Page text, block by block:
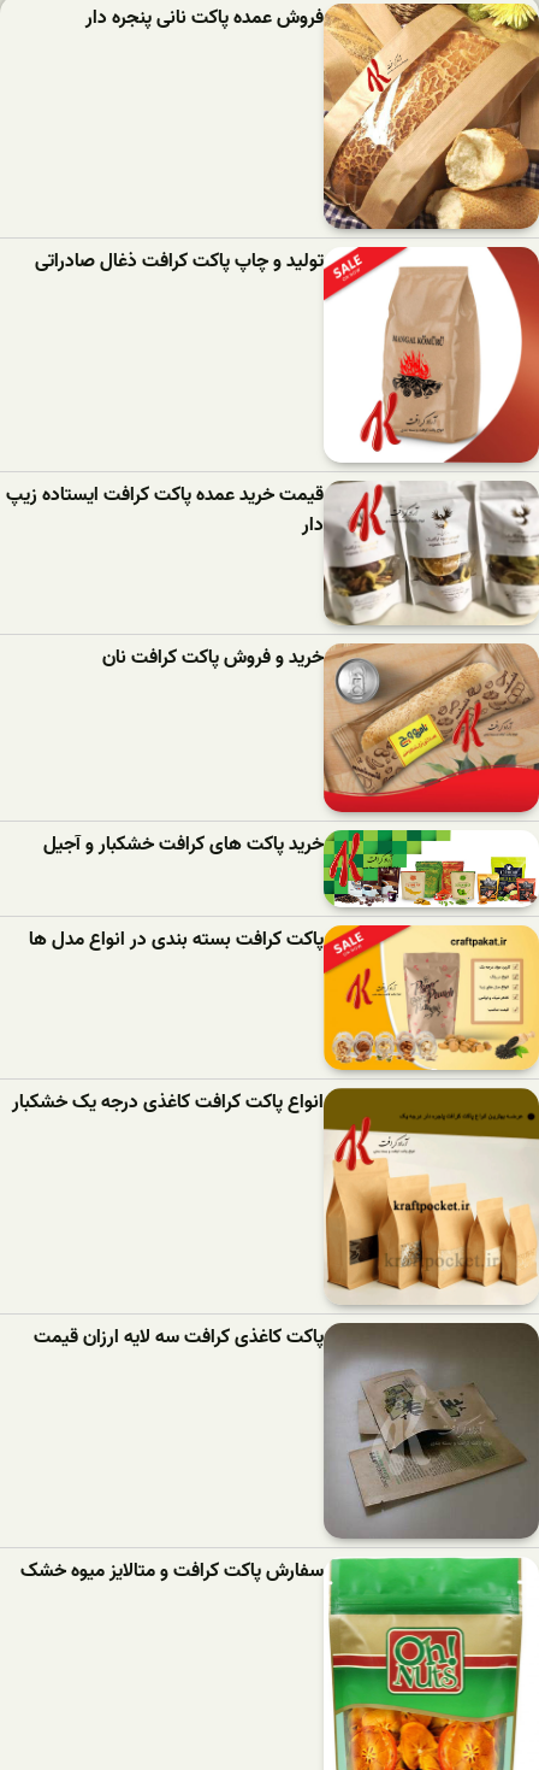
فروش عمده پاکت نانی پنجره دار
تولید و چاپ پاکت کرافت ذغال صادراتی
قیمت خرید عمده پاکت کرافت ایستاده زیپ
دار
خرید و فروش پاکت کرافت نان
خرید پاکت های کرافت خشکبار و آجیل
پاکت کرافت بسته بندی در انواع مدل ها
انواع پاکت کرافت کاغذی درجه یک خشکبار
پاکت کاغذی کرافت سه لایه ارزان قیمت
سفارش پاکت کرافت و متالایز میوه خشک